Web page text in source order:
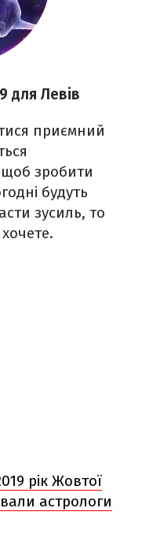
для Левів
приємний
щоб зробити
будуть
зусиль, то
рік Жовтої
астрологи